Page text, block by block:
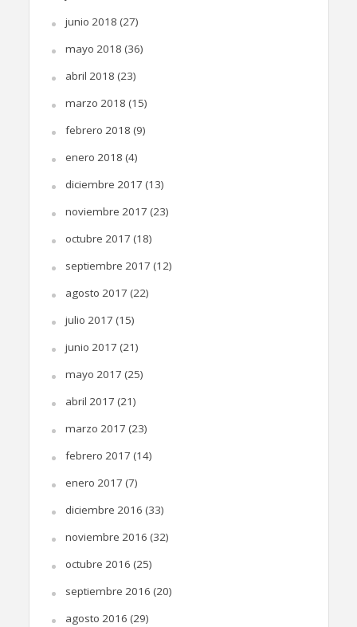
junio 2018 (27)
mayo 2018 (36)
abril 2018 (23)
marzo 2018 (15)
febrero 2018 (9)
enero 2018 (4)
diciembre 2017 (13)
noviembre 2017 (23)
octubre 2017 (18)
septiembre 2017 (12)
agosto 2017 (22)
julio 2017 (15)
junio 2017 (21)
mayo 2017 (25)
abril 2017 (21)
marzo 2017 (23)
febrero 2017 (14)
enero 2017 (7)
diciembre 2016 (33)
noviembre 2016 (32)
octubre 2016 (25)
septiembre 2016 (20)
agosto 2016 (29)